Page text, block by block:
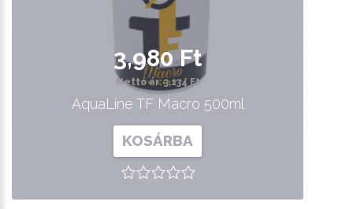
3,980 Ft
Nettó ár: 3,134 Ft
AquaLine TF Macro 500ml
KOSÁRBA